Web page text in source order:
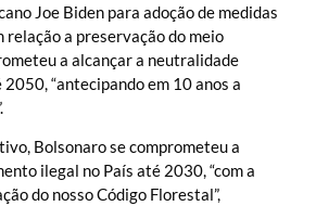
Joe Biden para adoção de medidas
relação a preservação do meio
a alcançar a neutralidade
“antecipando em 10 anos a
Bolsonaro se comprometeu a
ilegal no País até 2030, “com a
do nosso Código Florestal”,